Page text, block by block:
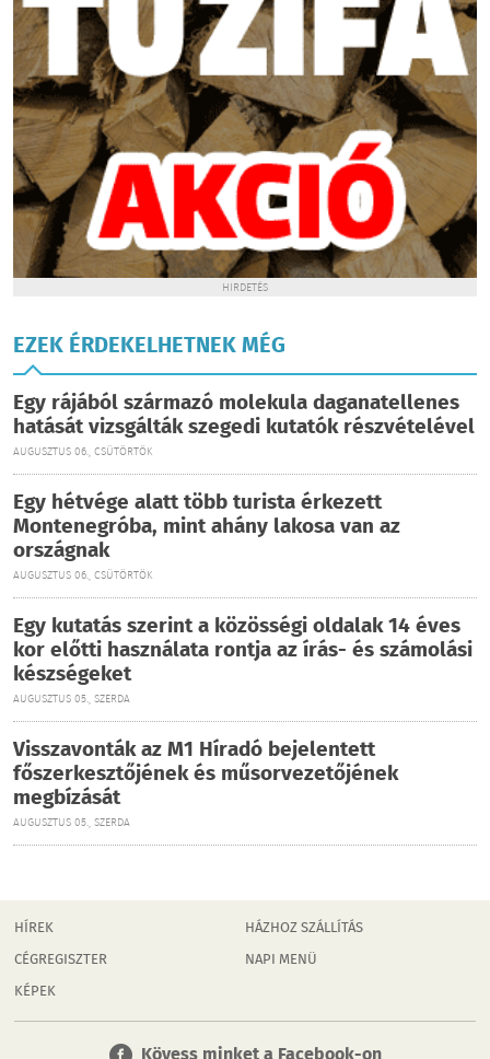
HIRDETÉS
EZEK ÉRDEKELHETNEK MÉG
Egy rájából származó molekula daganatellenes
hatását vizsgálták szegedi kutatók részvételével
AUGUSZTUS 06., CSÜTÖRTÖK
Egy hétvége alatt több turista érkezett
Montenegróba, mint ahány lakosa van az
országnak
AUGUSZTUS 06., CSÜTÖRTÖK
Egy kutatás szerint a közösségi oldalak 14 éves
kor előtti használata rontja az írás- és számolási
készségeket
AUGUSZTUS 05., SZERDA
Visszavonták az M1 Híradó bejelentett
főszerkesztőjének és műsorvezetőjének
megbízását
AUGUSZTUS 05., SZERDA
HÍREK
CÉGREGISZTER
KÉPEK
HÁZHOZ SZÁLLÍTÁS
NAPI MENÜ